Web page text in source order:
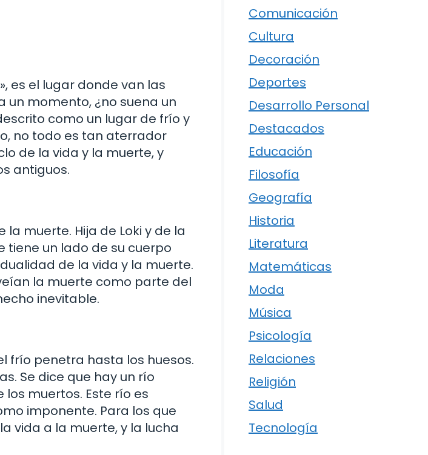
es el lugar donde van las
un momento, ¿no suena un
como un lugar de frío y
no todo es tan aterrador
de la vida y la muerte, y
antiguos.
muerte. Hija de Loki y de la
tiene un lado de su cuerpo
de la vida y la muerte.
la muerte como parte del
inevitable.
frío penetra hasta los huesos.
Se dice que hay un río
muertos. Este río es
imponente. Para los que
vida a la muerte, y la lucha
Comunicación
Cultura
Decoración
Deportes
Desarrollo Personal
Destacados
Educación
Filosofía
Geografía
Historia
Literatura
Matemáticas
Moda
Música
Psicología
Relaciones
Religión
Salud
Tecnología